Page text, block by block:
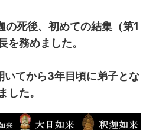
の死後、初めての結集（第1
を務めました。
いてから3年目頃に弟子とな
した。